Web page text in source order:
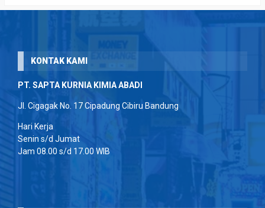
KONTAK KAMI
PT. SAPTA KURNIA KIMIA ABADI
Jl. Cigagak No. 17 Cipadung Cibiru Bandung
Hari Kerja
Senin s/d Jumat
Jam 08.00 s/d 17.00 WIB